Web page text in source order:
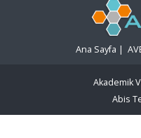
Ana Sayfa |
Akademik
Abis